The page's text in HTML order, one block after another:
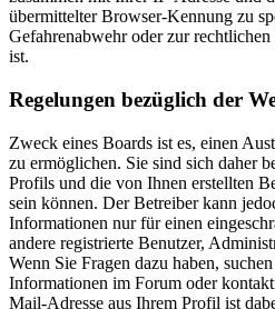
übermittelter Browser-Kennung zu
Gefahrenabwehr oder zur
ist.
Regelungen bezüglich der
Zweck eines Boards ist es, einen
zu ermöglichen. Sie sind sich daher
Profils und die von Ihnen erstellten
sein können. Der Betreiber kann
Informationen nur für einen
andere registrierte Benutzer,
Wenn Sie Fragen dazu haben,
Informationen im Forum oder
Mail-Adresse aus Ihrem Profil ist